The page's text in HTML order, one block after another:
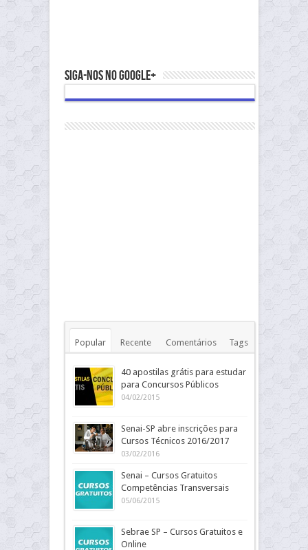
Siga-nos no Google+
Popular Recente Comentários Tags
40 apostilas grátis para estudar
para Concursos Públicos
04/02/2015
Senai-SP abre inscrições para
Cursos Técnicos 2016/2017
03/02/2016
Senai – Cursos Gratuitos
Competências Transversais
05/06/2015
Sebrae SP – Cursos Gratuitos e
Online